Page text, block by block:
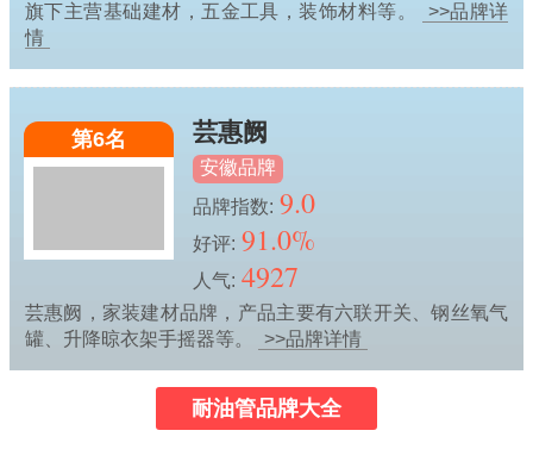
旗下主营基础建材，五金工具，装饰材料等。
>>品牌详
情
第6名 芸惠阙
安徽品牌
品牌指数: 9.0
好评: 91.0%
人气: 4927
芸惠阙，家装建材品牌，产品主要有六联开关、钢丝氧气
罐、升降晾衣架手摇器等。
>>品牌详情
耐油管品牌大全